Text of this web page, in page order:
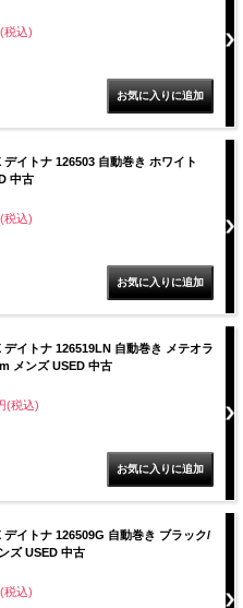
税込)
デイトナ 126503 自動巻き ホワイト
中古
税込)
デイトナ 126519LN 自動巻き メテオラ
メンズ USED 中古
(税込)
デイトナ 126509G 自動巻き ブラック/
ズ USED 中古
税込)